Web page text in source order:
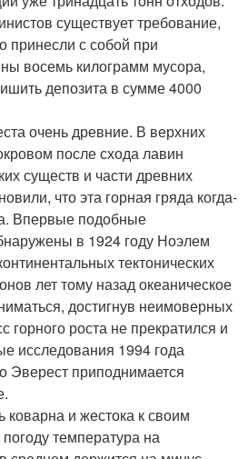
существует требование,
принесли с собой при
восемь килограмм мусора,
депозита в сумме 4000
очень древние. В верхних
после схода лавин
существ и части древних
что эта горная гряда когда-
Впервые подобные
в 1924 году Ноэлем
тектонических
лет тому назад океаническое
достигнув неимоверных
горного роста не прекратился и
исследования 1994 года
Эверест приподнимается
и жестока к своим
температура на